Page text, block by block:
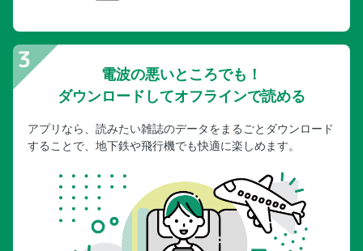
電波の悪いところでも！
ダウンロードしてオフラインで読める
アプリなら、読みたい雑誌のデータをまるごとダウンロード
することで、地下鉄や飛行機でも快適に楽しめます。